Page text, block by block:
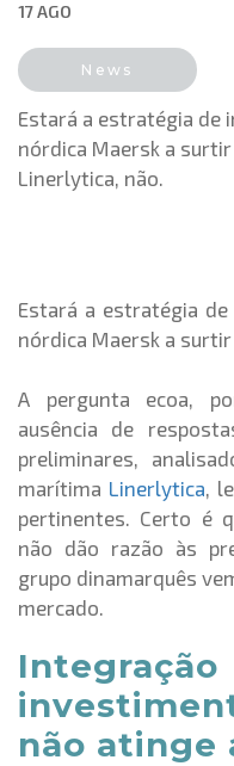
17 AGO
News
Estará a estratégia de
nórdica Maersk a
Linerlytica, não.
Estará a estratégia
nórdica Maersk a
A pergunta ecoa,
ausência de
preliminares,
marítima Linerlytica,
pertinentes. Certo é
não dão razão às
grupo dinamarquês
mercado.
não atinge